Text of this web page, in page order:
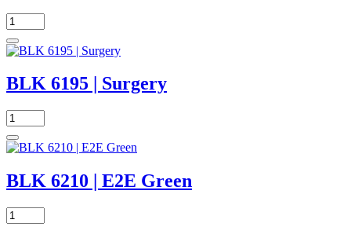
BLK 6195 | Surgery
BLK 6210 | E2E Green